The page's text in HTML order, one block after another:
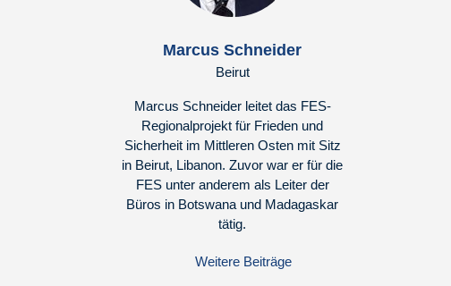
Marcus Schneider
Beirut
Marcus Schneider leitet das FES-
Regionalprojekt für Frieden und
Sicherheit im Mittleren Osten mit Sitz
in Beirut, Libanon. Zuvor war er für die
FES unter anderem als Leiter der
Büros in Botswana und Madagaskar
tätig.
Weitere Beiträge